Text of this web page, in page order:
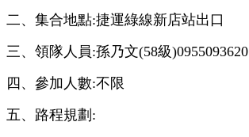
二、集合地點:捷運綠線新店站出口
三、領隊人員:孫乃文(58級)0955093620
四、參加人數:不限
五、路程規劃: